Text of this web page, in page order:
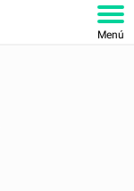
Menú